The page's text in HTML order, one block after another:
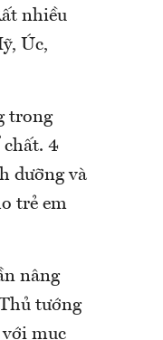
nhiều
Úc,
trong
chất. 4
dưỡng và
trẻ em
nâng
tướng
mục